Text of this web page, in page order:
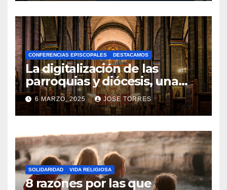
H
A
Y
C
O
M
N
T
A
R
CONFERENCIAS EPISCOPALES DESTACAMOS
La digitalización de las
parroquias y diócesis, una
realidad ya para el futuro de
la Iglesia
6 MARZO, 2025 JOSE TORRES
N
H
A
Y
SOLIDARIDAD VIDA RELIGIOSA
8 razones por las que